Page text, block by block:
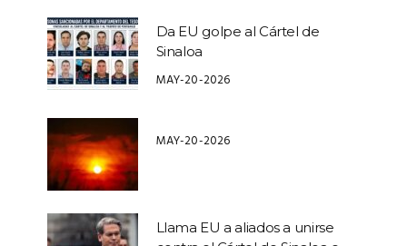
Da EU golpe al Cártel de
Sinaloa
MAY-20-2026
MAY-20-2026
Llama EU a aliados a unirse